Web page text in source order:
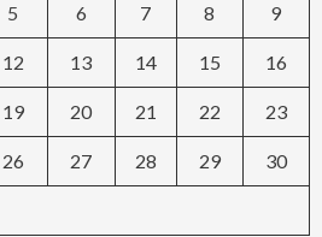
5 6 7 8 9
12 13 14 15 16
19 20 21 22 23
26 27 28 29 30